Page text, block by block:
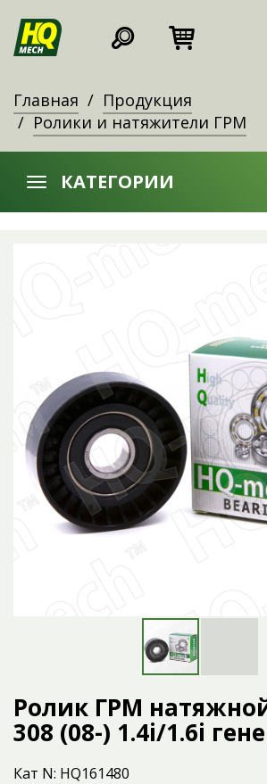
Главная
Продукция
Ролики и натяжители ГРМ
КАТЕГОРИИ
Ролик ГРМ
308 (08-) 1.4i/1.6i
Кат N: HQ161480